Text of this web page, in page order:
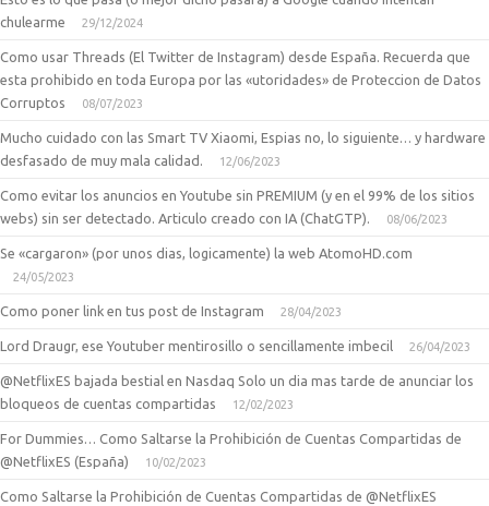
chulearme
29/12/2024
Como usar Threads (El Twitter de Instagram) desde España. Recuerda que
esta prohibido en toda Europa por las «utoridades» de Proteccion de Datos
Corruptos
08/07/2023
Mucho cuidado con las Smart TV Xiaomi, Espias no, lo siguiente… y hardware
desfasado de muy mala calidad.
12/06/2023
Como evitar los anuncios en Youtube sin PREMIUM (y en el 99% de los sitios
webs) sin ser detectado. Articulo creado con IA (ChatGTP).
08/06/2023
Se «cargaron» (por unos dias, logicamente) la web AtomoHD.com
24/05/2023
Como poner link en tus post de Instagram 28/04/2023
Lord Draugr, ese Youtuber mentirosillo o sencillamente imbecil 26/04/2023
@NetflixES bajada bestial en Nasdaq Solo un dia mas tarde de anunciar los
bloqueos de cuentas compartidas
12/02/2023
For Dummies… Como Saltarse la Prohibición de Cuentas Compartidas de
@NetflixES (España)
10/02/2023
Como Saltarse la Prohibición de Cuentas Compartidas de @NetflixES